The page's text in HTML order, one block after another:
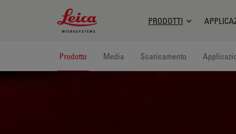
Leica Microsystems Logo
PRODOTTI
Prodotto Media Scaricamento